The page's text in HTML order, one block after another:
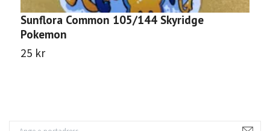
Sunflora Common 105/144 Skyridge
Pokemon
25 kr